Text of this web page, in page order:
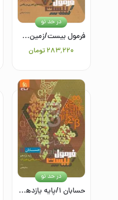
فرمول بیست/زمین‌شناسی یازدهم/تجربی و ریاضی
۲۸۳٬۲۲۰تومان
در حد نو
حسابان ۱/پایه یازدهم/رشته ریاضی و فیزیک
در حد نو